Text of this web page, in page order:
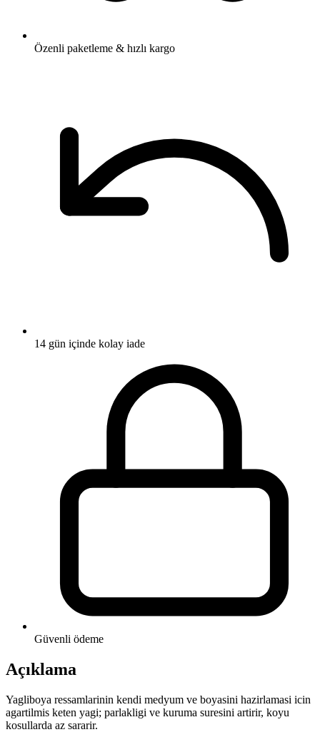
Özenli paketleme & hızlı kargo
14 gün içinde kolay iade
Güvenli ödeme
Açıklama
Yagliboya ressamlarinin kendi medyum ve boyasini hazirlamasi icin
agartilmis keten yagi; parlakligi ve kuruma suresini artirir, koyu
kosullarda az sararir.